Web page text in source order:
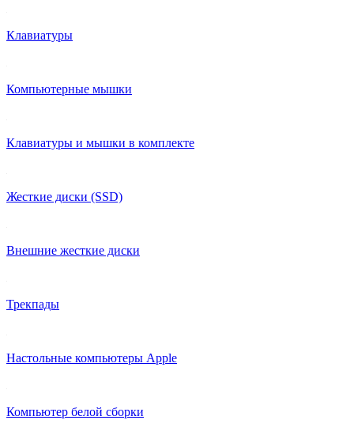
Клавиатуры
Компьютерные мышки
Клавиатуры и мышки в комплекте
Жесткие диски (SSD)
Внешние жесткие диски
Трекпады
Настольные компьютеры Apple
Компьютер белой сборки